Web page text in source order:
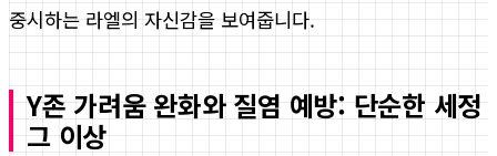
중시하는 라엘의 자신감을 보여줍니다.
Y존 가려움 완화와 질염 예방: 단순한 세정
그 이상